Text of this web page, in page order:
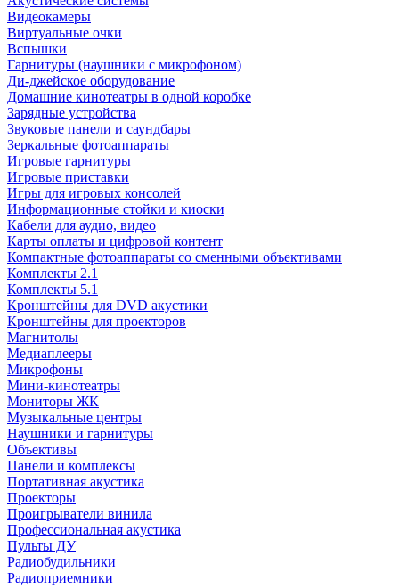
Видеокамеры
Виртуальные очки
Вспышки
Гарнитуры (наушники с микрофоном)
Ди-джейское оборудование
Домашние кинотеатры в одной коробке
Зарядные устройства
Звуковые панели и саундбары
Зеркальные фотоаппараты
Игровые гарнитуры
Игровые приставки
Игры для игровых консолей
Информационные стойки и киоски
Кабели для аудио, видео
Карты оплаты и цифровой контент
Компактные фотоаппараты со сменными объективами
Комплекты 2.1
Комплекты 5.1
Кронштейны для DVD акустики
Кронштейны для проекторов
Магнитолы
Медиаплееры
Микрофоны
Мини-кинотеатры
Мониторы ЖК
Музыкальные центры
Наушники и гарнитуры
Объективы
Панели и комплексы
Портативная акустика
Проекторы
Проигрыватели винила
Профессиональная акустика
Пульты ДУ
Радиобудильники
Радиоприемники